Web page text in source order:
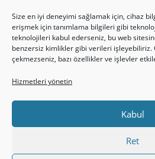
Size en iyi deneyimi sağlamak için, cihaz
erişmek için tanımlama bilgileri gibi
teknolojileri kabul ederseniz, bu web
benzersiz kimlikler gibi verileri işleyebiliriz.
çekmezseniz, bazı özellikler ve işlevler
Hizmetleri yönetin
Kabul
Ret
HAKKIMIZDA Üyelik
Online Kutsal Kitap
ABNSAT Türkiye –
Ahuva Hizmetleri YouTube
Paltalk Sohbet Odası